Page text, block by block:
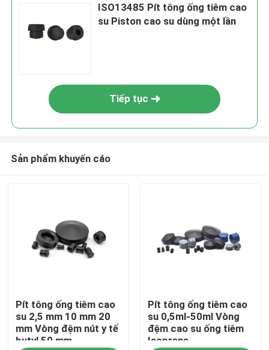
ISO13485 Pít tông ống tiêm cao
su Piston cao su dùng một lần
Tiếp tục
Sản phẩm khuyến cáo
Pít tông ống tiêm cao
su 2,5 mm 10 mm 20
mm Vòng đệm nút y tế
butyl 50 mm
Pít tông ống tiêm cao
su 0,5ml-50ml Vòng
đệm cao su ống tiêm
Isoprene